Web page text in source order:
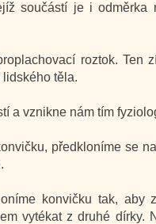
součástí je i
roztok. Ten
těla.
a vznikne nám tím
předkloníme se
konvičku tak,
vytékat z druhé dírky.